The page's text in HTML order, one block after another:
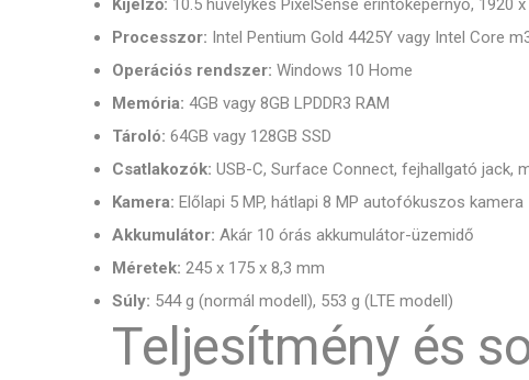
Kijelző: 10.5 hüvelykes PixelSense érintőképernyő, 1920
Processzor: Intel Pentium Gold 4425Y vagy Intel Core
Operációs rendszer: Windows 10 Home
Memória: 4GB vagy 8GB LPDDR3 RAM
Tároló: 64GB vagy 128GB SSD
Csatlakozók: USB-C, Surface Connect, fejhallgató jack,
Kamera: Előlapi 5 MP, hátlapi 8 MP autofókuszos kamera
Akkumulátor: Akár 10 órás akkumulátor-üzemidő
Méretek: 245 x 175 x 8,3 mm
Súly: 544 g (normál modell), 553 g (LTE modell)
Teljesítmény és